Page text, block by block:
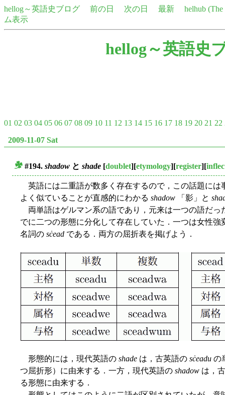
hellog～英語史ブログ 前の日 次の日 最新
helhub
ム表示
hellog～英語史
01 02 03 04 05 06 07 08 09 10 11 12 13 14 15 16 17 18 19 20 21 22
2009-11-07 Sat
#194. shadow と shade [doublet][etymology][register][
英語には二重語が数多く存在するので，この話題には
よく似ていることが直感的にわかる shadow 「影」と
両単語はゲルマン系の語であり，元来は一つの語だっ
でに二つの形態に分化して存在していた．一つは女性強
名詞の sċead である．両方の屈折表を掲げよう．
形態的には，現代英語の shade は，古英語の sċeadu の
つ屈折形）に由来する．一方，現代英語の shadow は，
る形態に由来する．